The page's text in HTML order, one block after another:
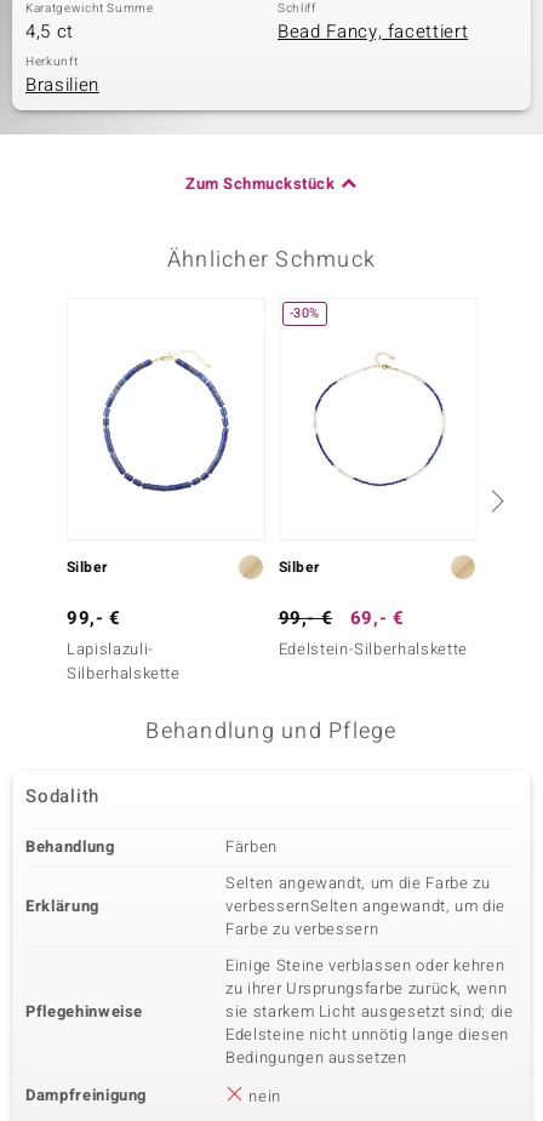
Karatgewicht Summe
4,5 ct
Schliff
Bead Fancy, facettiert
Herkunft
Brasilien
Zum Schmuckstück
Ähnlicher Schmuck
Silber
99,- €
Lapislazuli-
Silberhalskette
-30%
Silber
99,- € 69,- €
Edelstein-Silberhalskette
Behandlung und Pflege
Sodalith
Behandlung Färben
Erklärung
Selten angewandt, um die Farbe zu
verbessernSelten angewandt, um die
Farbe zu verbessern
Pflegehinweise
Einige Steine verblassen oder kehren
zu ihrer Ursprungsfarbe zurück, wenn
sie starkem Licht ausgesetzt sind; die
Edelsteine nicht unnötig lange diesen
Bedingungen aussetzen
Dampfreinigung
nein